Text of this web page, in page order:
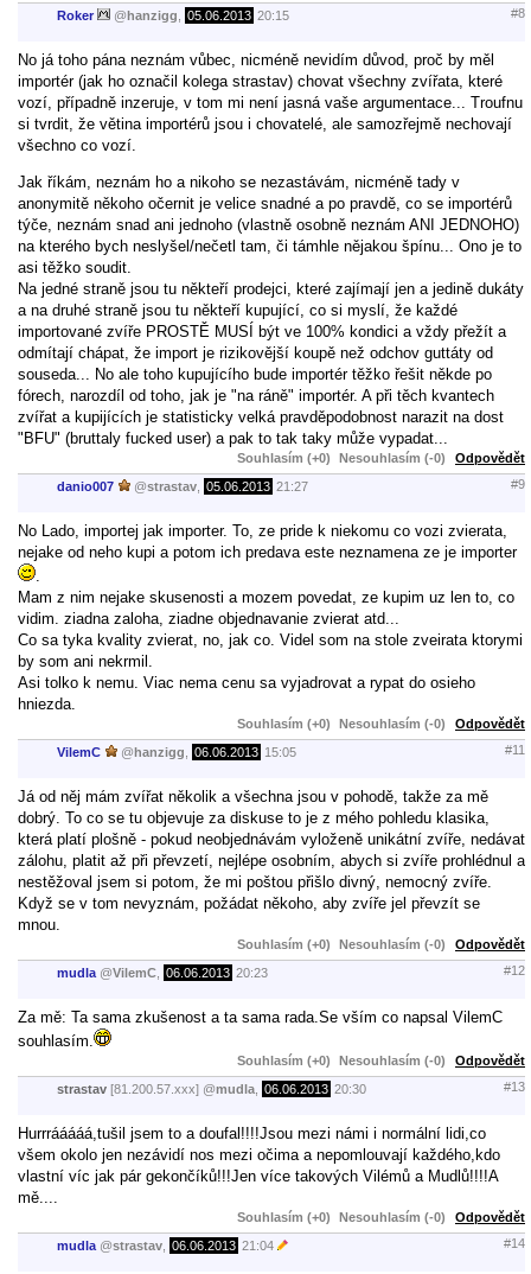
Roker @hanzigg 05.06.2013 20:15 #8
No já toho pána neznám vůbec, nicméně nevidím důvod, proč by měl
importér (jak ho označil kolega strastav) chovat všechny zvířata, které
vozí, případně inzeruje, v tom mi není jasná vaše argumentace... Troufnu
si tvrdit, že větina importérů jsou i chovatelé, ale samozřejmě nechovají
všechno co vozí.
Jak říkám, neznám ho a nikoho se nezastávám, nicméně tady v
anonymitě někoho očernit je velice snadné a po pravdě, co se importérů
týče, neznám snad ani jednoho (vlastně osobně neznám ANI JEDNOHO)
na kterého bych neslyšel/nečetl tam, či támhle nějakou špínu... Ono je to
asi těžko soudit.
Na jedné straně jsou tu někteří prodejci, které zajímají jen a jedině dukáty
a na druhé straně jsou tu někteří kupující, co si myslí, že každé
importované zvíře PROSTĚ MUSÍ být ve 100% kondici a vždy přežít a
odmítají chápat, že import je rizikovější koupě než odchov guttáty od
souseda... No ale toho kupujícího bude importér těžko řešit někde po
fórech, narozdíl od toho, jak je "na ráně" importér. A při těch kvantech
zvířat a kupijících je statisticky velká pravděpodobnost narazit na dost
"BFU" (bruttaly fucked user) a pak to tak taky může vypadat...
Souhlasím (+0) Nesouhlasím (-0) Odpovědět
danio007 @strastav 05.06.2013 21:27 #9
No Lado, importej jak importer. To, ze pride k niekomu co vozi zvierata,
nejake od neho kupi a potom ich predava este neznamena ze je importer
Mam z nim nejake skusenosti a mozem povedat, ze kupim uz len to, co
vidim. ziadna zaloha, ziadne objednavanie zvierat atd...
Co sa tyka kvality zvierat, no, jak co. Videl som na stole zveirata ktorymi
by som ani nekrmil.
Asi tolko k nemu. Viac nema cenu sa vyjadrovat a rypat do osieho
hniezda.
Souhlasím (+0) Nesouhlasím (-0) Odpovědět
VilemC @hanzigg 06.06.2013 15:05 #11
Já od něj mám zvířat několik a všechna jsou v pohodě, takže za mě
dobrý. To co se tu objevuje za diskuse to je z mého pohledu klasika,
která platí plošně - pokud neobjednávám vyloženě unikátní zvíře, nedávat
zálohu, platit až při převzetí, nejlépe osobním, abych si zvíře prohlédnul a
nestěžoval jsem si potom, že mi poštou přišlo divný, nemocný zvíře.
Když se v tom nevyznám, požádat někoho, aby zvíře jel převzít se
mnou.
Souhlasím (+0) Nesouhlasím (-0) Odpovědět
mudla @VilemC 06.06.2013 20:23 #12
Za mě: Ta sama zkušenost a ta sama rada.Se vším co napsal VilemC
souhlasím.
Souhlasím (+0) Nesouhlasím (-0) Odpovědět
strastav [81.200.57.xxx] @mudla 06.06.2013 20:30 #13
Hurrrááááá,tušil jsem to a doufal!!!!Jsou mezi námi i normální lidi,co
všem okolo jen nezávidí nos mezi očima a nepomlouvají každého,kdo
vlastní víc jak pár gekončíků!!!Jen více takových Vilémů a Mudlů!!!!A
mě....
Souhlasím (+0) Nesouhlasím (-0) Odpovědět
mudla @strastav 06.06.2013 21:04 #14